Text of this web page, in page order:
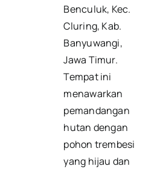
Benculuk, Kec.
Cluring, Kab.
Banyuwangi,
Jawa Timur.
Tempat ini
menawarkan
pemandangan
hutan dengan
pohon trembesi
yang hijau dan